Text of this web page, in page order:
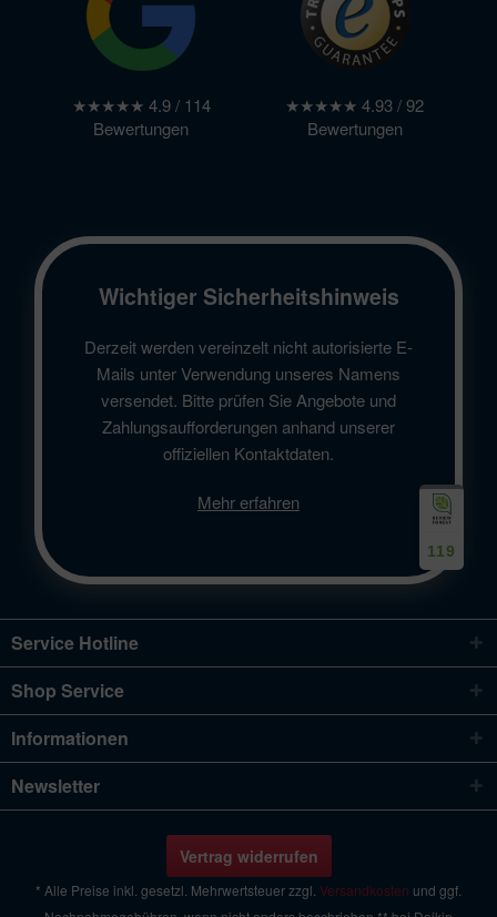
★★★★★ 4.9 / 114
Bewertungen
★★★★★ 4.93 / 92
Bewertungen
Wichtiger Sicherheitshinweis
Derzeit werden vereinzelt nicht autorisierte E-
Mails unter Verwendung unseres Namens
versendet. Bitte prüfen Sie Angebote und
Zahlungsaufforderungen anhand unserer
offiziellen Kontaktdaten.
Mehr erfahren
Service Hotline
Shop Service
Informationen
Newsletter
Vertrag widerrufen
* Alle Preise inkl. gesetzl. Mehrwertsteuer zzgl. Versandkosten und ggf.
119